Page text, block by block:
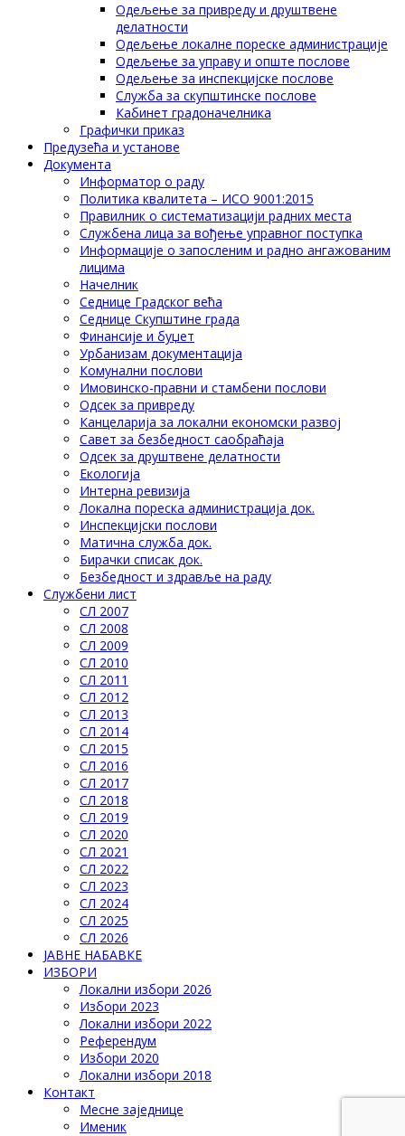
Одељење за привреду и друштвене
делатности
Одељење локалне пореске администрације
Одељење за управу и опште послове
Одељење за инспекцијске послове
Служба за скупштинске послове
Кабинет градоначелника
Графички приказ
Предузећа и установе
Документа
Информатор о раду
Политика квалитета – ИСО 9001:2015
Правилник о систематизацији радних места
Службена лица за вођење управног поступка
Информације о запосленим и радно ангажованим
лицима
Начелник
Седнице Градског већа
Седнице Скупштине града
Финансије и буџет
Урбанизам документација
Комунални послови
Имовинско-правни и стамбени послови
Одсек за привреду
Канцеларија за локални економски развој
Савет за безбедност саобраћаја
Одсек за друштвене делатности
Eкологија
Интерна ревизија
Локална пореска администрација док.
Инспекцијски послови
Матична служба док.
Бирачки списак док.
Безбедност и здравље на раду
Службени лист
СЛ 2007
СЛ 2008
СЛ 2009
СЛ 2010
СЛ 2011
СЛ 2012
СЛ 2013
СЛ 2014
СЛ 2015
СЛ 2016
СЛ 2017
СЛ 2018
СЛ 2019
СЛ 2020
СЛ 2021
СЛ 2022
СЛ 2023
СЛ 2024
СЛ 2025
СЛ 2026
ЈАВНЕ НАБАВКЕ
ИЗБОРИ
Локални избори 2026
Избори 2023
Локални избори 2022
Референдум
Избори 2020
Локални избори 2018
Контакт
Месне заједнице
Именик